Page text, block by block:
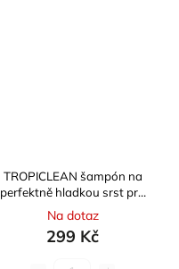
TROPICLEAN šampón na
perfektně hladkou srst pro
psy 473ml
Na dotaz
299 Kč